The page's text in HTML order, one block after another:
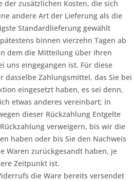
der zusätzlichen Kosten, die sich
andere Art der Lieferung als die
Standardlieferung gewählt
binnen vierzehn Tagen ab
dem die Mitteilung über Ihren
uns eingegangen ist. Für diese
dasselbe Zahlungsmittel, das Sie bei
eingesetzt haben, es sei denn,
etwas anderes vereinbart; in
dieser Rückzahlung Entgelte
verweigern, bis wir die
haben oder bis Sie den Nachweis
Waren zurückgesandt haben, je
Zeitpunkt ist.
die Ware bereits versendet